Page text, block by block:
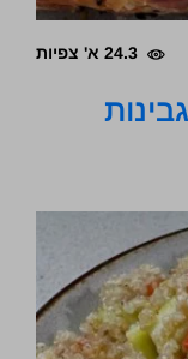
24.3 א' צפיות